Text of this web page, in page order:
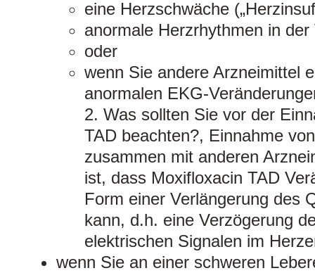
eine Herzschwäche
anormale Herzrhythmen in der
oder
wenn Sie andere Arzneimittel
anormalen EKG-
2. Was sollten Sie vor der
TAD beachten?, Einnahme
zusammen mit anderen
ist, dass Moxifloxacin TAD
Form einer Verlängerung des
kann, d.h. eine Verzögerung
elektrischen Signalen im
wenn Sie an einer schweren